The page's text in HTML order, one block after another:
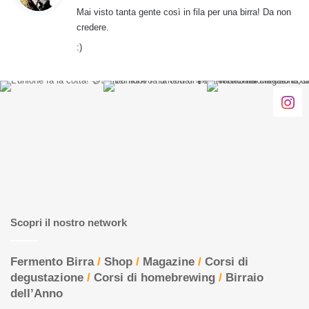
e
:
Mai visto tanta gente così in fila per una birra! Da non
credere.
:)
Scopri il nostro network
Fermento Birra/ Shop / Magazine / Corsi di
degustazione / Corsi di homebrewing / Birraio
dell’Anno